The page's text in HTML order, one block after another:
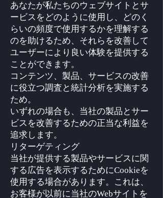
あなたが私たちのウェブサイトとサ
ービスをどのように使用し、どのく
らいの頻度で使用するかを理解する
のを助けるため、それらを改善して
ユーザーにより良い体験を提供する
ことができます。
コンテンツ、製品、サービスの改善
に役立つ調査と統計分析を実施する
ため。
いずれの場合も、当社の製品とサー
ビスを改善するための正当な利益を
追求します。
リターゲティング
当社が提供する製品やサービスに関
する広告を表示するためにCookieを
使用する場合があります。これは、
お客様が以前に当社のWebサイトを